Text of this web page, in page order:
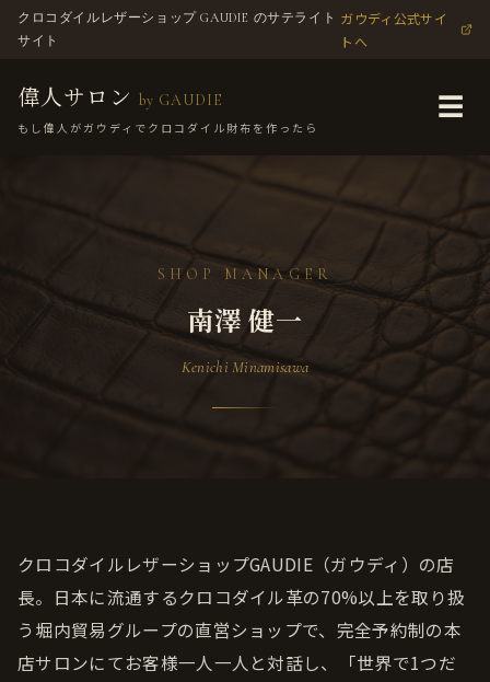
クロコダイルレザーショップ GAUDIE のサテライト
サイト
ガウディ公式サイ
トへ
偉人サロン by GAUDIE
もし偉人がガウディでクロコダイル財布を作ったら
☰
SHOP MANAGER
南澤 健一
Kenichi Minamisawa
クロコダイルレザーショップGAUDIE（ガウディ）の店
長。日本に流通するクロコダイル革の70%以上を取り扱
う堀内貿易グループの直営ショップで、完全予約制の本
店サロンにてお客様一人一人と対話し、「世界で1つだ